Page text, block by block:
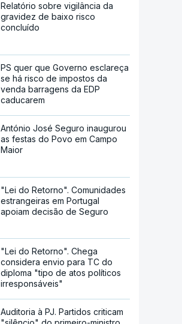
Relatório sobre vigilância da
gravidez de baixo risco
concluído
PS quer que Governo esclareça
se há risco de impostos da
venda barragens da EDP
caducarem
António José Seguro inaugurou
as festas do Povo em Campo
Maior
"Lei do Retorno". Comunidades
estrangeiras em Portugal
apoiam decisão de Seguro
"Lei do Retorno". Chega
considera envio para TC do
diploma "tipo de atos políticos
irresponsáveis"
Auditoria à PJ. Partidos criticam